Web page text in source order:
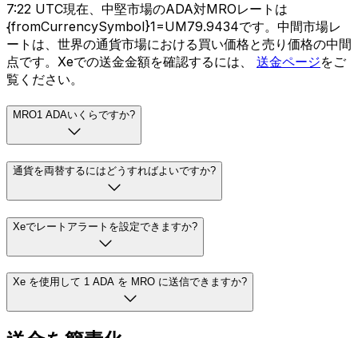
7:22 UTC現在、中堅市場のADA対MROレートは
{fromCurrencySymbol}1=UM79.9434です。中間市場レ
ートは、世界の通貨市場における買い価格と売り価格の中間
点です。Xeでの送金金額を確認するには、 送金ページをご
覧ください。
MRO1 ADAいくらですか?
通貨を両替するにはどうすればよいですか?
Xeでレートアラートを設定できますか?
Xe を使用して 1 ADA を MRO に送信できますか?